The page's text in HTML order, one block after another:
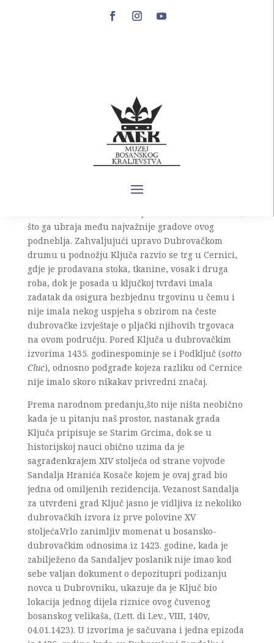
se prvi put spominje u ispravi Sandalja Hranića
Kosače od 28.12.1410. godine (in castro Cluz
je ovlastio arhiđakona Teodora da u Zadru potpiše
pogodbu o ustupanju Ostrovice
Mlečanima.Smješten na obroncima Babe planine
iznad Cernice(danas općina Gacko), ovaj grad-
tvrđava u srednjem vijeku nadzirao je najvažniji
što ga ubraja među najvažnije gradove ovog
podneblja. Zahvaljujući upravo Dubrovačkom
drumu u podnožju Ključa razvio se trg u Cernici,
gdje je prodavana stoka, tkanine, vosak i druga
roba, dok je posada u ključkoj tvrđavi imala
zadatak da osigura bezbjednu trgovinu u čemu i
nije imala nekog uspjeha s obzirom na česte
dubrovačke izvještaje o pljački njihovih trgovaca
na ovom području. Pored Ključa u dubrovačkim
izvorima 1435. godinespominje se i Podključ (sotto
Cluc), odnosno podgrađe kojeza razliku od Cernice
nije imalo skoro nikakav privredni značaj.
Prema narodnom predanju,što nije ništa neobično
kada je u pitanju naš prostor, nastanak grada
Ključa pripisuje se Starim Grcima, dok se u
historijskoj nauci obično uzima da je
sagrađenkrajem XIV stoljeća od strane vojvode
Sandalja Hranića Kosače kojem je ovaj grad bio
jedna od omiljenih rezidencija. Vezanost Sandalja
za utvrđeni grad Ključ jasno je vidljiva iz nekoliko
dubrovačkih izvora iz prve polovine XV
stoljeća.Vrlo zanimljiv momenat u bosansko-
dubrovačkim odnosima iz 1423. godine, kada je
zabilježeno da Sandaljev poslanik nije imao kod
sebe valjan dokument o depozitupri podizanju
novca u Dubrovniku, ukazuje da je Ključ bio
lokacija jednog dijela riznice ovog čuvenog
bosanskog velikaša, (Lett. di Lev., VIII, 140v,
04.01.1423). U izvorima je sačuvana i jedna epizoda